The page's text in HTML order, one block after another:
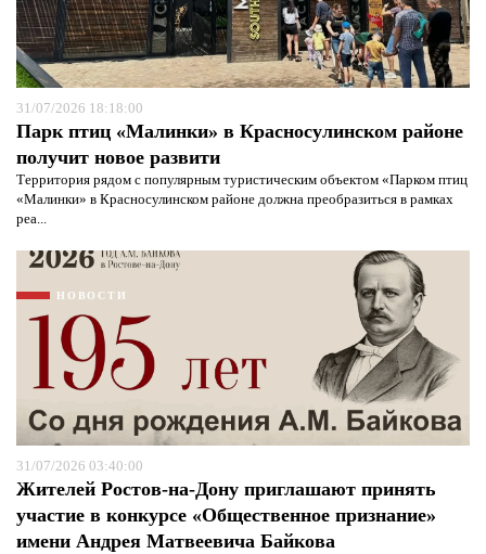
31/07/2026 18:18:00
Парк птиц «Малинки» в Красносулинском районе
получит новое развити
Территория рядом с популярным туристическим объектом «Парком птиц
«Малинки» в Красносулинском районе должна преобразиться в рамках
реа...
НОВОСТИ
31/07/2026 03:40:00
Жителей Ростов-на-Дону приглашают принять
участие в конкурсе «Общественное признание»
имени Андрея Матвеевича Байкова
Я согласен сполитикой конфиденциальности и
защиты информации*
Я согласен с